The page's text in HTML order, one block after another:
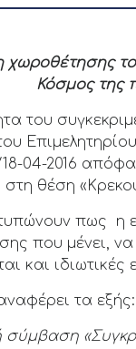
Κόσμος της
του
04-2016
θέση
πως η
που μένει, να
και ιδιωτικές
τα εξής: